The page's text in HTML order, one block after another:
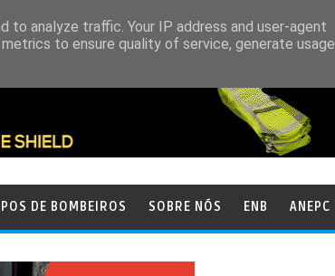
DE BOMBEIROS SOBRE NÓS ENB ANEPC
analyze traffic. Your IP address and user-agent
to ensure quality of service, generate usage